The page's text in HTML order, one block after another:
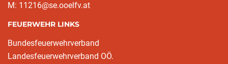
M: 11216@se.ooelfv.at
FEUERWEHR LINKS
Bundesfeuerwehrverband
Landesfeuerwehrverband OÖ.